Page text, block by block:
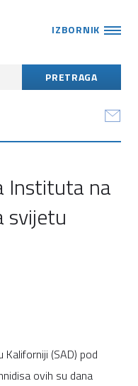
IZBORNIK
Instituta na
svijetu
(SAD) pod
ovih su dana